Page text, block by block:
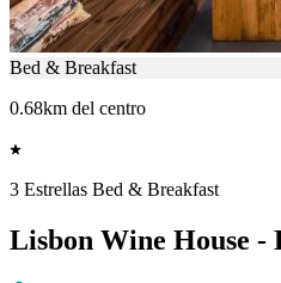
Bed & Breakfast
0.68km del centro
3 Estrellas Bed & Breakfast
Lisbon Wine House -